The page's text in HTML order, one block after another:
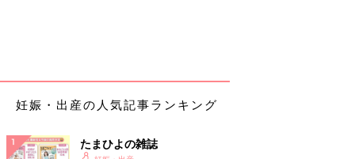
妊娠・出産の人気記事ランキング
たまひよの雑誌